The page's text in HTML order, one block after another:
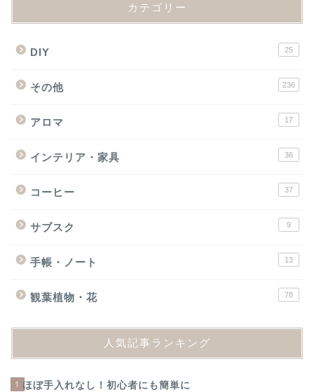
カテゴリー
DIY 25
その他 236
アロマ 17
インテリア・家具 36
コーヒー 37
サブスク 9
手帳・ノート 13
観葉植物・花 78
人気記事ランキング
1 ほぼ手入れなし！初心者にも簡単に